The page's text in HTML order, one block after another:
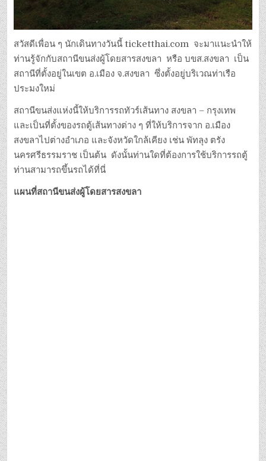
สวัสดีเพื่อน ๆ นักเดินทางวันนี้ ticketthai.com จะมาแนะนำให้
ท่านรู้จักกับสถานีขนส่งผู้โดยสารสงขลา หรือ บขส.สงขลา เป็น
สถานีที่ตั้งอยู่ในเขต อ.เมือง จ.สงขลา ซึ่งตั้งอยู่บริเวณท่าเรือ
ประมงใหม่
สถานีขนส่งแห่งนี้ให้บริการรถทัวร์เส้นทาง สงขลา – กรุงเทพ
และเป็นที่ตั้งของรถตู้เส้นทางต่าง ๆ ที่ให้บริการจาก อ.เมือง
สงขลาไปต่างอำเภอ และจังหวัดใกล้เคียง เช่น พัทลุง ตรัง
นครศรีธรรมราช เป็นต้น ดังนั้นท่านใดที่ต้องการใช้บริการรถตู้
ท่านสามารถขึ้นรถได้ที่นี่
แผนที่สถานีขนส่งผู้โดยสารสงขลา